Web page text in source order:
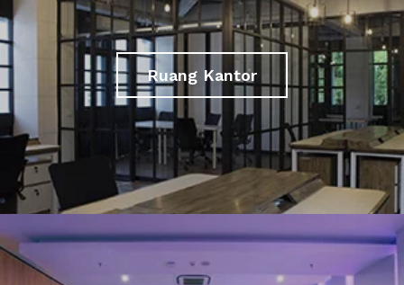
Ruang Kantor